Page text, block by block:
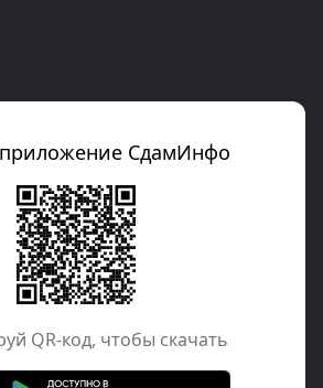
СдамИнфо
QR-код, чтобы скачать